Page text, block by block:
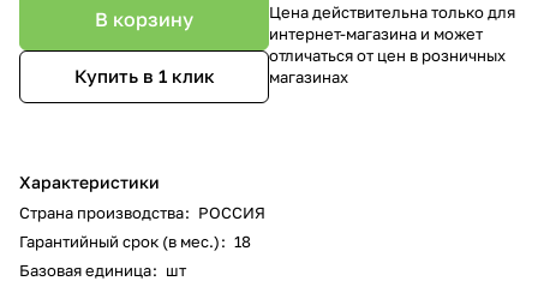
В корзину
Купить в 1 клик
Характеристики
Страна производства: РОССИЯ
Гарантийный срок (в мес.): 18
Базовая единица: шт
Цена действительна только для
интернет-магазина и может
отличаться от цен в розничных
магазинах